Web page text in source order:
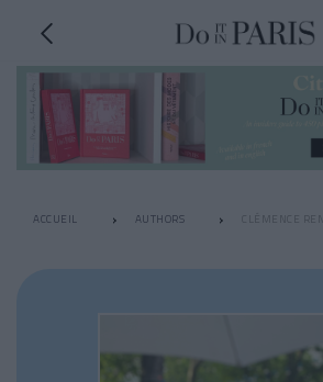
ACCUEIL AUTHORS